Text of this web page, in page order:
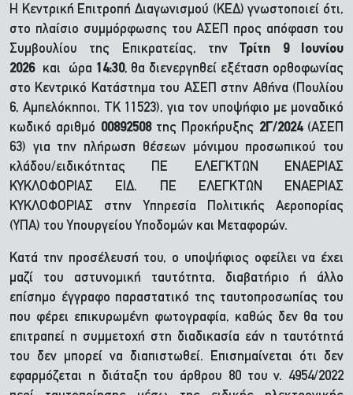
H Κεντρική Επιτροπή Διαγωνισμού (ΚΕΔ) γνωστοποιεί ότι,
στο πλαίσιο συμμόρφωσης του ΑΣΕΠ προς απόφαση του
Συμβουλίου της Επικρατείας, τηνΤρίτη 9 Ιουνίου
2026 και ώρα 14:30, θα διενεργηθεί εξέταση ορθοφωνίας
στο Κεντρικό Κατάστημα του ΑΣΕΠ στην Αθήνα (Πουλίου
6, Αμπελόκηποι, ΤΚ 11523), για τον υποψήφιο με μοναδικό
κωδικό αριθμό 00892508της Προκήρυξης 2Γ/2024(ΑΣΕΠ
63) για την πλήρωση θέσεων μόνιμου προσωπικού του
κλάδου/ειδικότητας ΠΕ ΕΛΕΓΚΤΩΝ ΕΝΑΕΡΙΑΣ
ΚΥΚΛΟΦΟΡΙΑΣ ΕΙΔ. ΠΕ ΕΛΕΓΚΤΩΝ ΕΝΑΕΡΙΑΣ
ΚΥΚΛΟΦΟΡΙΑΣ στην Υπηρεσία Πολιτικής Αεροπορίας
(ΥΠΑ) του Υπουργείου Υποδομών και Μεταφορών.
Κατά την προσέλευσή του, ο υποψήφιος οφείλει να έχει
μαζί του αστυνομική ταυτότητα, διαβατήριο ή άλλο
επίσημο έγγραφο παραστατικό της ταυτοπροσωπίας του
που φέρει επικυρωμένη φωτογραφία, καθώς δεν θα του
επιτραπεί η συμμετοχή στη διαδικασία εάν η ταυτότητά
του δεν μπορεί να διαπιστωθεί. Επισημαίνεται ότι δεν
εφαρμόζεται η διάταξη του άρθρου 80 του ν. 4954/2022